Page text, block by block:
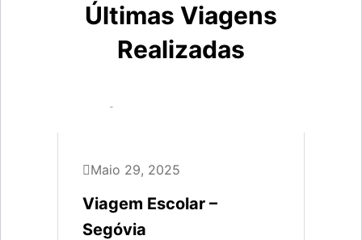
Últimas Viagens
Realizadas
Maio 29, 2025
Viagem Escolar –
Segóvia